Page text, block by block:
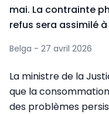
mai. La contrainte
refus sera assimilé
Belga - 27 avril 2026
La ministre de la
que la
des problèmes